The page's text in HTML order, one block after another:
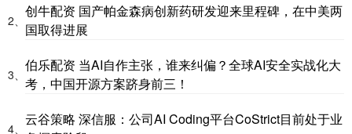
2、
创牛配资 国产帕金森病创新药研发迎来里程碑，在中美两
国取得进展
3、
伯乐配资 当AI自作主张，谁来纠偏？全球AI安全实战化大
考，中国开源方案跻身前三！
4、
云谷策略 深信服：公司AI Coding平台CoStrict目前处于业